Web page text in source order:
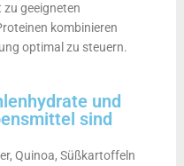
geeigneten
kombinieren
optimal zu steuern.
und
sind
Quinoa, Süßkartoffeln